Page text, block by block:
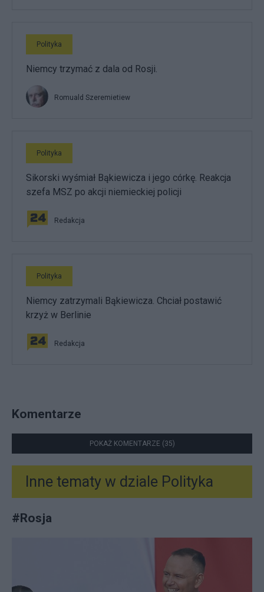
Polityka
Niemcy trzymać z dala od Rosji.
Romuald Szeremietiew
Polityka
Sikorski wyśmiał Bąkiewicza i jego córkę. Reakcja
szefa MSZ po akcji niemieckiej policji
Redakcja
Polityka
Niemcy zatrzymali Bąkiewicza. Chciał postawić
krzyż w Berlinie
Redakcja
Komentarze
POKAŻ KOMENTARZE (35)
Inne tematy w dziale Polityka
#Rosja